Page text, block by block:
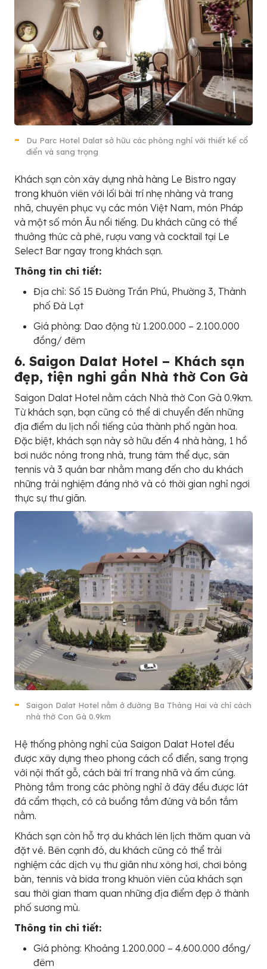
Du Parc Hotel Dalat sở hữu các phòng nghỉ với thiết kế cổ
điển và sang trọng
Khách sạn còn xây dựng nhà hàng Le Bistro ngay
trong khuôn viên với lối bài trí nhẹ nhàng và trang
nhã, chuyên phục vụ các món Việt Nam, món Pháp
và một số món Âu nổi tiếng. Du khách cũng có thể
thưởng thức cà phê, rượu vang và cocktail tại Le
Select Bar ngay trong khách sạn.
Thông tin chi tiết:
Địa chỉ: Số 15 Đường Trần Phú, Phường 3, Thành
phố Đà Lạt
Giá phòng: Dao động từ 1.200.000 – 2.100.000
đồng/ đêm
6. Saigon Dalat Hotel – Khách sạn
đẹp, tiện nghi gần Nhà thờ Con Gà
Saigon Dalat Hotel nằm cách Nhà thờ Con Gà 0.9km.
Từ khách sạn, bạn cũng có thể di chuyển đến những
địa điểm du lịch nổi tiếng của thành phố ngàn hoa.
Đặc biệt, khách sạn này sở hữu đến 4 nhà hàng, 1 hồ
bơi nước nóng trong nhà, trung tâm thể dục, sân
tennis và 3 quán bar nhằm mang đến cho du khách
những trải nghiệm đáng nhớ và có thời gian nghỉ ngơi
thực sự thư giãn.
Saigon Dalat Hotel nằm ở đường Ba Tháng Hai và chỉ cách
nhà thờ Con Gà 0.9km
Hệ thống phòng nghỉ của Saigon Dalat Hotel đều
được xây dựng theo phong cách cổ điển, sang trọng
với nội thất gỗ, cách bài trí trang nhã và ấm cúng.
Phòng tắm trong các phòng nghỉ ở đây đều được lát
đá cẩm thạch, có cả buồng tắm đứng và bồn tắm
nằm.
Khách sạn còn hỗ trợ du khách lên lịch thăm quan và
đặt vé. Bên cạnh đó, du khách cũng có thể trải
nghiệm các dịch vụ thư giãn như xông hơi, chơi bóng
bàn, tennis và bida trong khuôn viên của khách sạn
sau thời gian tham quan những địa điểm đẹp ở thành
phố sương mù.
Thông tin chi tiết:
Giá phòng: Khoảng 1.200.000 – 4.600.000 đồng/
đêm